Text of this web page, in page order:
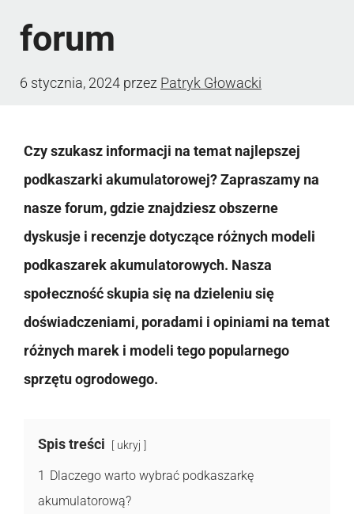
forum
6 stycznia, 2024 przez Patryk Głowacki
Czy szukasz informacji na temat najlepszej
podkaszarki akumulatorowej? Zapraszamy na
nasze forum, gdzie znajdziesz obszerne
dyskusje i recenzje dotyczące różnych modeli
podkaszarek akumulatorowych. Nasza
społeczność skupia się na dzieleniu się
doświadczeniami, poradami i opiniami na temat
różnych marek i modeli tego popularnego
sprzętu ogrodowego.
Spis treści ukryj
1 Dlaczego warto wybrać podkaszarkę
akumulatorową?